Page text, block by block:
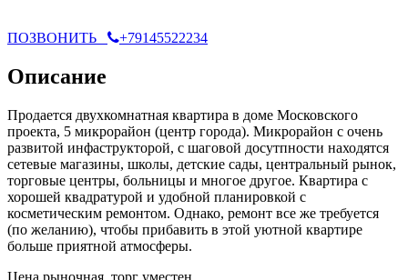
ПОЗВОНИТЬ +79145522234
Описание
Продается двухкомнатная квартира в доме Московского
проекта, 5 микрорайон (центр города). Микрорайон с очень
развитой инфаструкторой, с шаговой досутпности находятся
сетевые магазины, школы, детские сады, центральный рынок,
торговые центры, больницы и многое другое. Квартира с
хорошей квадратурой и удобной планировкой с
косметическим ремонтом. Однако, ремонт все же требуется
(по желанию), чтобы прибавить в этой уютной квартире
больше приятной атмосферы.
Цена рыночная, торг уместен.